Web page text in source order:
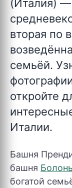
(Италия) —
вторая по
семьёй.
откройте
Италии.
Башня
башня
богатой